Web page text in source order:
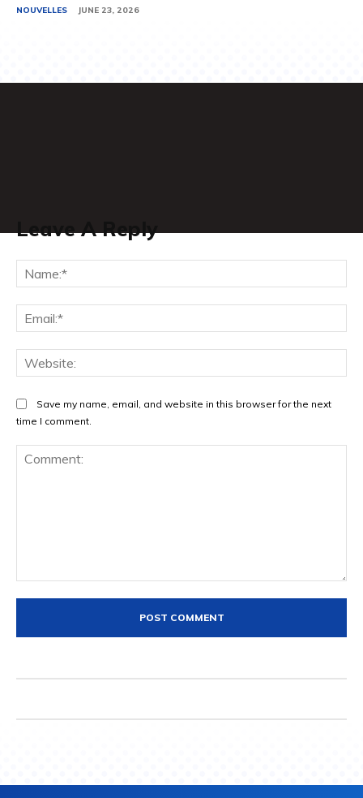
NOUVELLES JUNE 23, 2026
Leave A Reply
Save my name, email, and website in this browser for the next
time I comment.